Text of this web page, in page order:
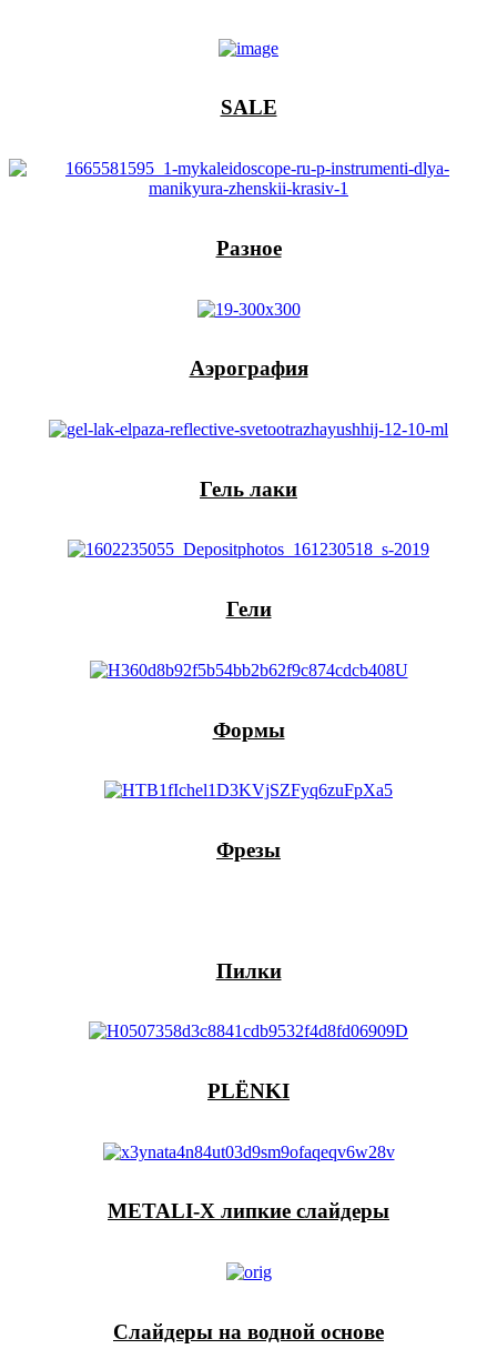
SALE
Разное
Аэрография
Гель лаки
Гели
Формы
Фрезы
Пилки
PLЁNKI
METALI-X липкие слайдеры
Слайдеры на водной основе